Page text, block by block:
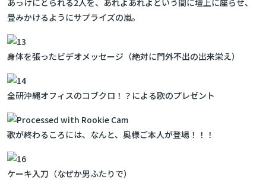
あっけにとられる2人を、あれよあれよという間に壇上に座らせ、
畳みかけるようにサプライズの嵐。
身体を張ったビデオメッセージ（絶対に門外不出の出来栄え）
全研沖縄オフィスのコブクロ！？による歌のプレゼント
歌が終わるころには、なんと、奥様ご本人が登場！！！
ケーキ入刀（なぜか男ふたりで）